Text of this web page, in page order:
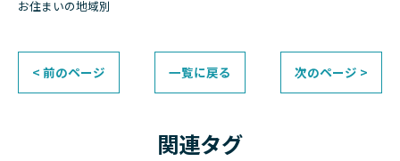
お住まいの地域別
< 前のページ 一覧に戻る 次のページ >
関連タグ